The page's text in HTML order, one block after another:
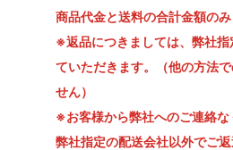
商品代金と送料の合計金額のみ
※返品につきましては、弊社
ていただきます。（他の方法
せん）
※お客様から弊社へのご連絡な
弊社指定の配送会社以外でご